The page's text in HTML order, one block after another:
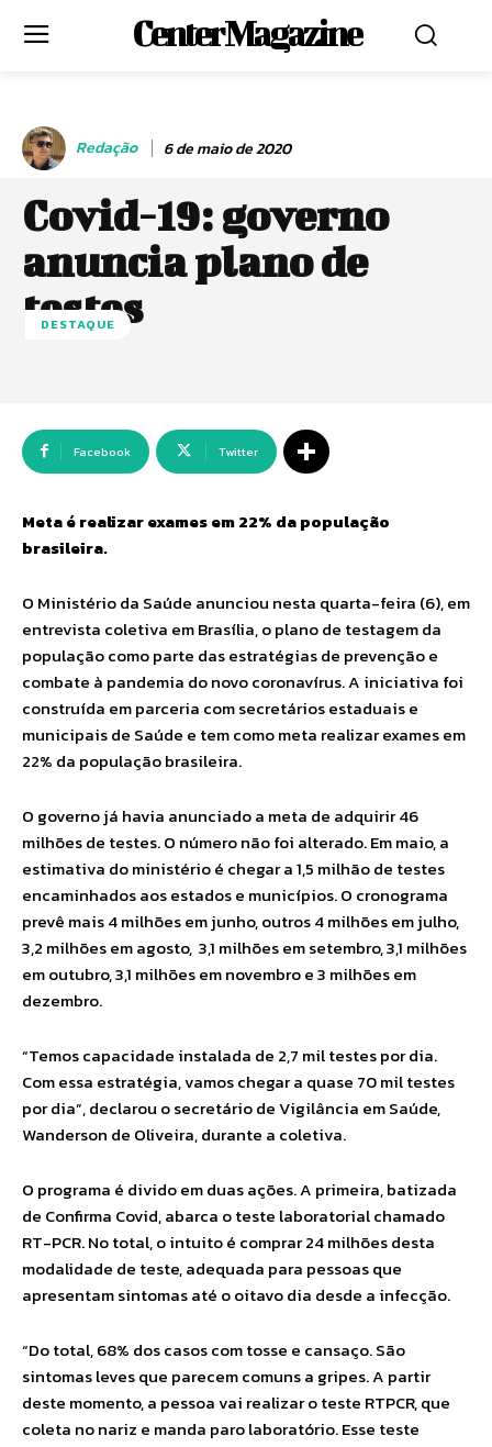
Center Magazine
Redação 6 de maio de 2020
Covid-19: governo
anuncia plano de
testes
DESTAQUE
Facebook Twitter
Meta é realizar exames em 22% da população
brasileira.
O Ministério da Saúde anunciou nesta quarta-feira (6), em
entrevista coletiva em Brasília, o plano de testagem da
população como parte das estratégias de prevenção e
combate à pandemia do novo coronavírus. A iniciativa foi
construída em parceria com secretários estaduais e
municipais de Saúde e tem como meta realizar exames em
22% da população brasileira.
O governo já havia anunciado a meta de adquirir 46
milhões de testes. O número não foi alterado. Em maio, a
estimativa do ministério é chegar a 1,5 milhão de testes
encaminhados aos estados e municípios. O cronograma
prevê mais 4 milhões em junho, outros 4 milhões em julho,
3,2 milhões em agosto, 3,1 milhões em setembro, 3,1 milhões
em outubro, 3,1 milhões em novembro e 3 milhões em
dezembro.
“Temos capacidade instalada de 2,7 mil testes por dia.
Com essa estratégia, vamos chegar a quase 70 mil testes
por dia”, declarou o secretário de Vigilância em Saúde,
Wanderson de Oliveira, durante a coletiva.
O programa é divido em duas ações. A primeira, batizada
de Confirma Covid, abarca o teste laboratorial chamado
RT-PCR. No total, o intuito é comprar 24 milhões desta
modalidade de teste, adequada para pessoas que
apresentam sintomas até o oitavo dia desde a infecção.
“Do total, 68% dos casos com tosse e cansaço. São
sintomas leves que parecem comuns a gripes. A partir
deste momento, a pessoa vai realizar o teste RTPCR, que
coleta no nariz e manda paro laboratório. Esse teste